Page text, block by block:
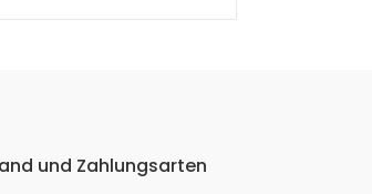
und Zahlungsarten